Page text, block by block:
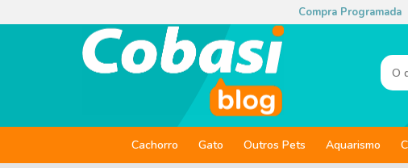
Compra Programada
Cachorro Gato Outros Pets Aquarismo